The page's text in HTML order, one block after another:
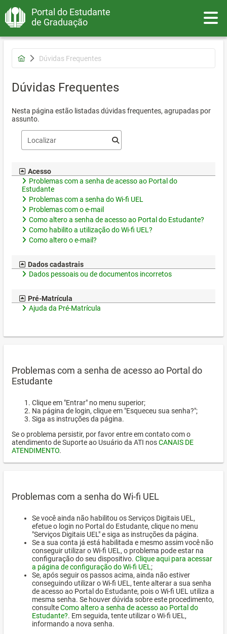
Portal do Estudante
de Graduação
Dúvidas Frequentes
Dúvidas Frequentes
Nesta página estão listadas dúvidas frequentes, agrupadas por
assunto.
Acesso
Problemas com a senha de acesso ao Portal do
Estudante
Problemas com a senha do Wi-fi UEL
Problemas com o e-mail
Como altero a senha de acesso ao Portal do Estudante?
Como habilito a utilização do Wi-fi UEL?
Como altero o e-mail?
Dados cadastrais
Dados pessoais ou de documentos incorretos
Pré-Matrícula
Ajuda da Pré-Matrícula
Problemas com a senha de acesso ao Portal do
Estudante
Clique em "Entrar" no menu superior;
Na página de login, clique em "Esqueceu sua senha?";
Siga as instruções da página.
Se o problema persistir, por favor entre em contato com o
atendimento de Suporte ao Usuário da ATI nosCANAIS DE
ATENDIMENTO.
Problemas com a senha do Wi-fi UEL
Se você ainda não habilitou os Serviços Digitais UEL,
efetue o login no Portal do Estudante, clique no menu
"Serviços Digitais UEL" e siga as instruções da página.
Se a sua conta já está habilitada e mesmo assim você não
conseguir utilizar o Wi-fi UEL, o problema pode estar na
configuração do seu dispositivo. Clique aqui para acessar
a página de configuração do Wi-fi UEL ;
Se, após seguir os passos acima, ainda não estiver
conseguindo utilizar o Wi-fi UEL, tente alterar a sua senha
de acesso ao Portal do Estudante, pois o Wi-fi UEL utiliza a
mesma senha. Se houver dúvida sobre este procedimento,
consulteComo altero a senha de acesso ao Portal do
Estudante?. Em seguida, tente utilizar o Wi-fi UEL,
informando a nova senha.